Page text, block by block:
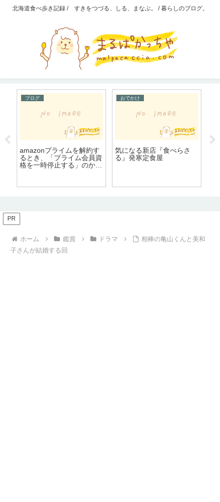
北海道食べ歩き記録 / すきをつづる、しる、まなぶ。 / 暮らしのブログ。
ブログ
amazonプライムを解約す
るとき、「プライム会員資
格を一時停止する」のか「
おでかけ
気になる新店『食べらさ
る』発寒定食屋
PR
ホーム 鑑賞 ドラマ
相棒の亀山くんと美和
子さんが結婚する回